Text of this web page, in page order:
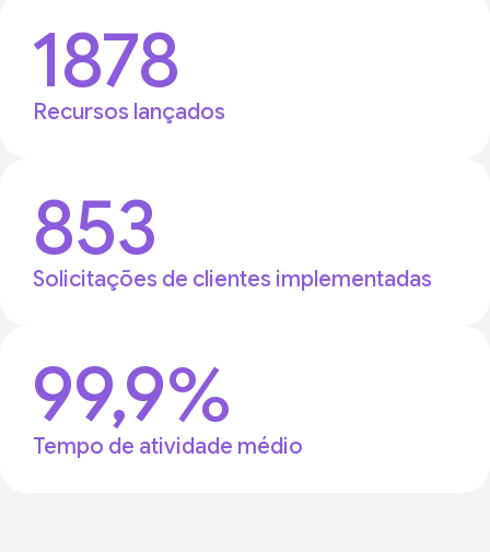
1878
Recursos lançados
853
Solicitações de clientes implementadas
99,9%
Tempo de atividade médio